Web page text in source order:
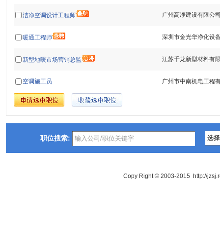
洁净空调设计工程师 广州高净建设有限公
暖通工程师 深圳市金光华净化设
新型地暖市场营销总监 江苏千龙新型材料有
空调施工员 广州市中南机电工程
职位搜索:
Copy Right © 2003-2015 http://